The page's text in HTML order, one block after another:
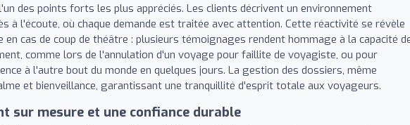
des points forts les plus appréciés. Les clients décrivent un environnement
à l'écoute, où chaque demande est traitée avec attention. Cette réactivité se révèle
en cas de coup de théâtre : plusieurs témoignages rendent hommage à la capacité
comme lors de l'annulation d'un voyage pour faillite de voyagiste, ou pour
à l'autre bout du monde en quelques jours. La gestion des dossiers, même
et bienveillance, garantissant une tranquillité d'esprit totale aux voyageurs.
sur mesure et une confiance durable